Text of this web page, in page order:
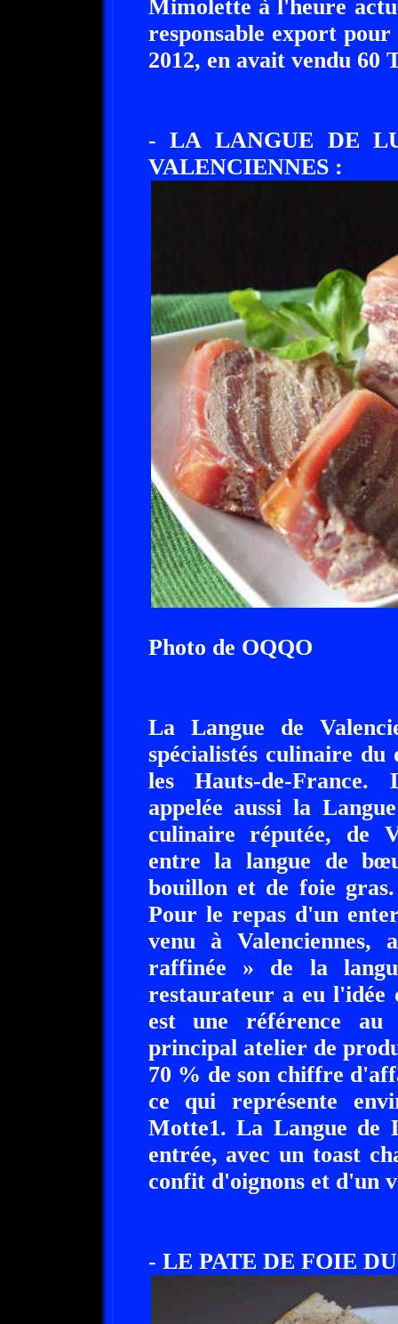
Mimolette à l'heure
responsable export
2012, en avait vendu 60
- LA LANGUE DE
VALENCIENNES :
Photo de OQQO
La Langue de
spécialistés culinaire
les Hauts-de-France.
appelée aussi la
culinaire réputée, de
entre la langue de
bouillon et de foie
Pour le repas d'un
venu à Valenciennes,
raffinée » de la
restaurateur a eu l'idée
est une référence
principal atelier de
70 % de son chiffre
ce qui représente
Motte1. La Langue de
entrée, avec un toast
confit d'oignons et d'un
- LE PATE DE FOIE